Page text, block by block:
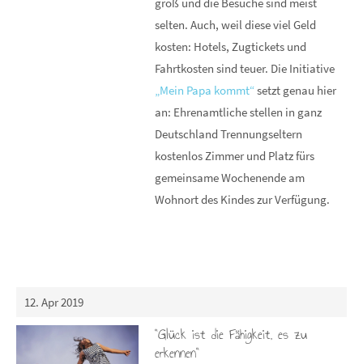
selten. Auch, weil diese viel Geld
kosten: Hotels, Zugtickets und
Fahrtkosten sind teuer. Die Initiative
„Mein Papa kommt“ setzt genau hier
an: Ehrenamtliche stellen in ganz
Deutschland Trennungseltern
kostenlos Zimmer und Platz fürs
gemeinsame Wochenende am
Wohnort des Kindes zur Verfügung.
12. Apr 2019
"Glück ist die Fähigkeit, es zu
erkennen"